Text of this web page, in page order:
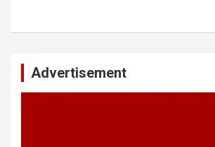
Advertisement